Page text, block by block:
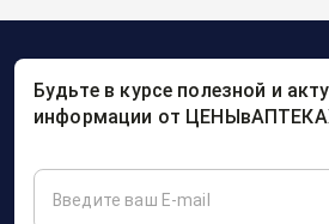
Будьте в курсе полезной и
информации от